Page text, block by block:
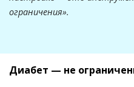
ограничения».
Диабет — не